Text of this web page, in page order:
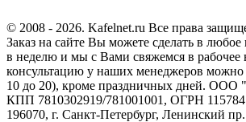
© 2008 - 2026. Kafelnet.ru Все права
Заказ на сайте Вы можете сделать в любое
в неделю и мы с Вами свяжемся в рабочее
консультацию у наших менеджеров можно
10 до 20), кроме праздничных дней. ООО
КПП 7810302919/781001001, ОГРН
196070, г. Санкт-Петербург, Ленинский